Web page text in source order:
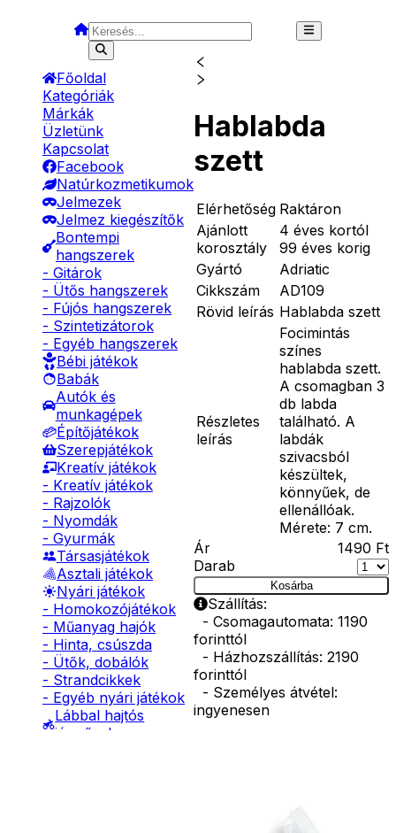
Főoldal
Kategóriák
Márkák
Üzletünk
Kapcsolat
Facebook
Natúrkozmetikumok
Jelmezek
Jelmez kiegészítők
Bontempi
hangszerek
- Gitárok
- Ütős hangszerek
- Fújós hangszerek
- Szintetizátorok
- Egyéb hangszerek
Bébi játékok
Babák
Autók és
munkagépek
Építőjátékok
Szerepjátékok
Kreatív játékok
- Kreatív játékok
- Rajzolók
- Nyomdák
- Gyurmák
Társasjátékok
Asztali játékok
Nyári játékok
- Homokozójátékok
- Műanyag hajók
- Hinta, csúszda
- Ütők, dobálók
- Strandcikkek
- Egyéb nyári játékok
Lábbal hajtós
járművek
Hablabda
szett
Elérhetőség Raktáron
Ajánlott
korosztály
4 éves kortól
99 éves korig
Gyártó
Adriatic
Cikkszám
AD109
Rövid leírás Hablabda szett
Részletes
leírás
Focimintás
színes
hablabda szett.
A csomagban 3
db labda
található. A
labdák
szivacsból
készültek,
könnyűek, de
ellenállóak.
Mérete: 7 cm.
Ár
1490 Ft
Darab
Kosárba
Szállítás:
- Csomagautomata: 1190
forinttól
- Házhozszállítás: 2190
forinttól
- Személyes átvétel:
ingyenesen